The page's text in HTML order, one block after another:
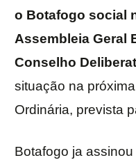
o Botafogo social
Assembleia Geral
Conselho
situação na
Ordinária, prevista
Botafogo ja